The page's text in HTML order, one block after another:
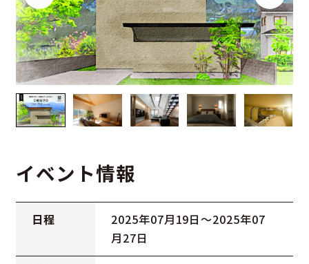
イベント情報
日程
2025年07月19日〜2025年07
月27日